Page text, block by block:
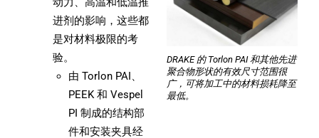
进剂的影响，这些都
是对材料极限的考
验。
由 Torlon PAI、
PEEK 和 Vespel
PI 制成的结构部
件和安装夹具经
DRAKE 的 Torlon PAI 和其他先进
聚合物形状的有效尺寸范围很
广，可将加工中的材料损耗降至
最低。